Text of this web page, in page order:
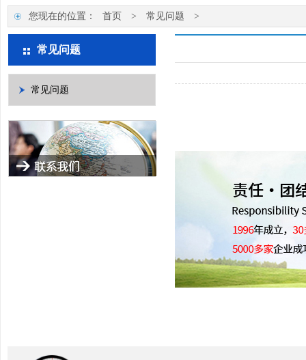
您现在的位置： 首页 > 常见问题 >
常见问题
常见问题